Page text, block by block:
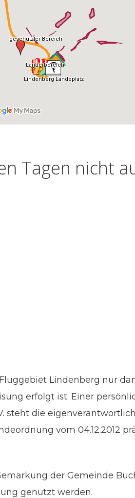
Tagen nicht
Lindenberg nur
erfolgt ist. Einer
steht die
vom 04.12.2012
der Gemeinde
genutzt werden.